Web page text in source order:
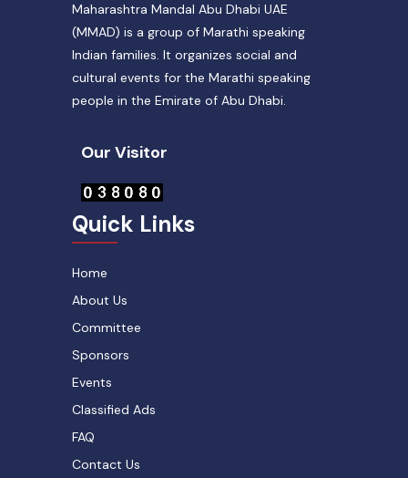
Maharashtra Mandal Abu Dhabi UAE
(MMAD) is a group of Marathi speaking
Indian families. It organizes social and
cultural events for the Marathi speaking
people in the Emirate of Abu Dhabi.
Our Visitor
Quick Links
Home
About Us
Committee
Sponsors
Events
Classified Ads
FAQ
Contact Us